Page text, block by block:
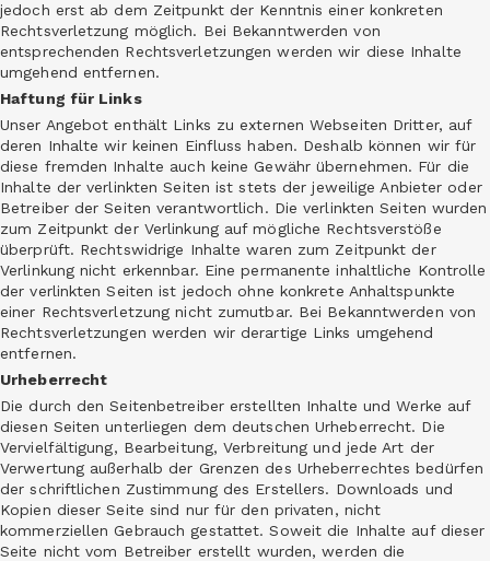
jedoch erst ab dem Zeitpunkt der Kenntnis einer konkreten
Rechtsverletzung möglich. Bei Bekanntwerden von
entsprechenden Rechtsverletzungen werden wir diese Inhalte
umgehend entfernen.
Haftung für Links
Unser Angebot enthält Links zu externen Webseiten Dritter, auf
deren Inhalte wir keinen Einfluss haben. Deshalb können wir für
diese fremden Inhalte auch keine Gewähr übernehmen. Für die
Inhalte der verlinkten Seiten ist stets der jeweilige Anbieter oder
Betreiber der Seiten verantwortlich. Die verlinkten Seiten wurden
zum Zeitpunkt der Verlinkung auf mögliche Rechtsverstöße
überprüft. Rechtswidrige Inhalte waren zum Zeitpunkt der
Verlinkung nicht erkennbar. Eine permanente inhaltliche Kontrolle
der verlinkten Seiten ist jedoch ohne konkrete Anhaltspunkte
einer Rechtsverletzung nicht zumutbar. Bei Bekanntwerden von
Rechtsverletzungen werden wir derartige Links umgehend
entfernen.
Urheberrecht
Die durch den Seitenbetreiber erstellten Inhalte und Werke auf
diesen Seiten unterliegen dem deutschen Urheberrecht. Die
Vervielfältigung, Bearbeitung, Verbreitung und jede Art der
Verwertung außerhalb der Grenzen des Urheberrechtes bedürfen
der schriftlichen Zustimmung des Erstellers. Downloads und
Kopien dieser Seite sind nur für den privaten, nicht
kommerziellen Gebrauch gestattet. Soweit die Inhalte auf dieser
Seite nicht vom Betreiber erstellt wurden, werden die